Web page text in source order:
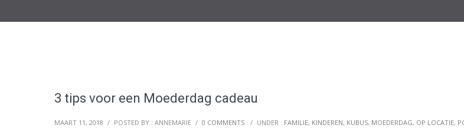
3 tips voor een Moederdag cadeau
MAART 11, 2018 / POSTED BY : ANNEMARIE / 0 COMMENTS / UNDER : FAMILIE, KINDEREN, KUBUS, MOEDERDAG, OP LOCATIE,